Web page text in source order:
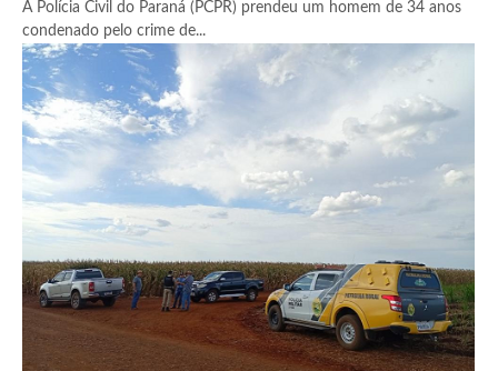
A Polícia Civil do Paraná (PCPR) prendeu um homem de 34 anos
condenado pelo crime de...